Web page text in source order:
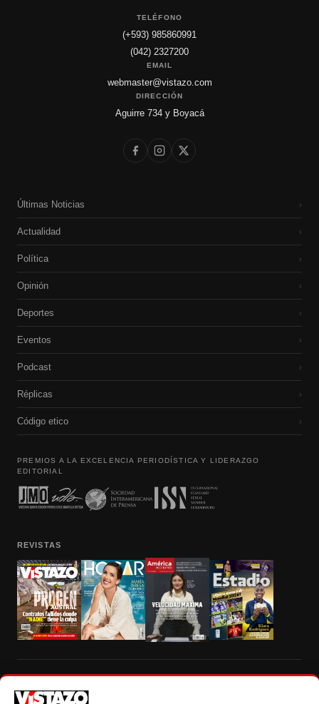
TELÉFONO
(+593) 985860991
(042) 2327200
EMAIL
webmaster@vistazo.com
DIRECCIÓN
Aguirre 734 y Boyacá
Últimas Noticias ›
Actualidad ›
Política ›
Opinión ›
Deportes ›
Eventos ›
Podcast ›
Réplicas ›
Código etico ›
PREMIOS A LA EXCELENCIA PERIODÍSTICA Y LIDERAZGO
EDITORIAL
REVISTAS
autorización escrita de su titular, de todos los contenidos de Vistazo.com.